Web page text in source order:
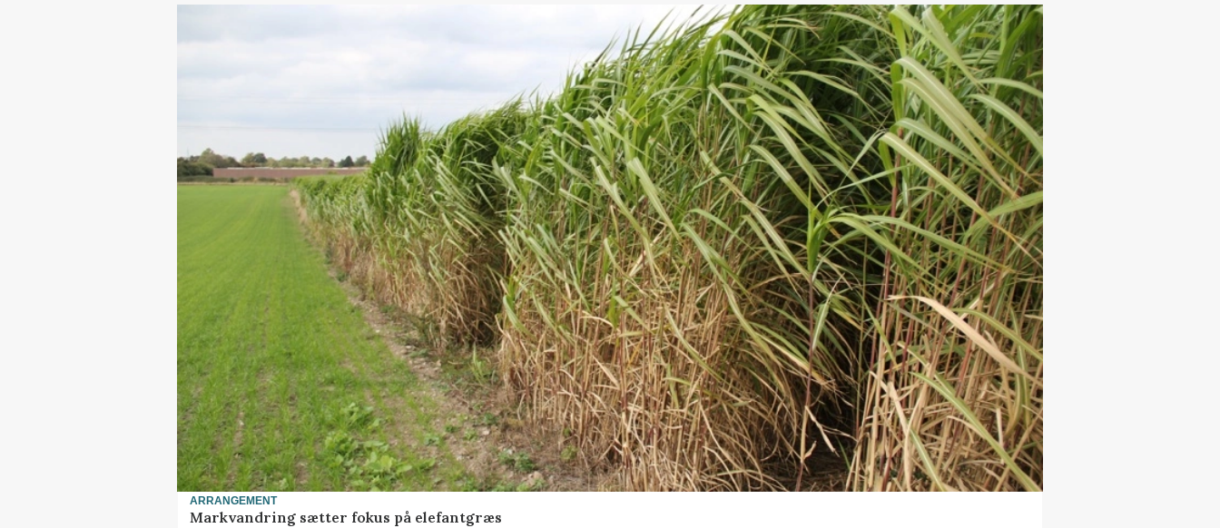
ARRANGEMENT
Markvandring sætter fokus på elefantgræs